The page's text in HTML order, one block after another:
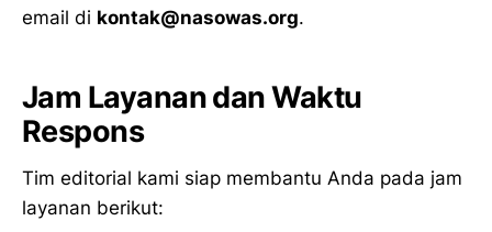
email di kontak@nasowas.org.
Jam Layanan dan Waktu
Respons
Tim editorial kami siap membantu Anda pada jam
layanan berikut: